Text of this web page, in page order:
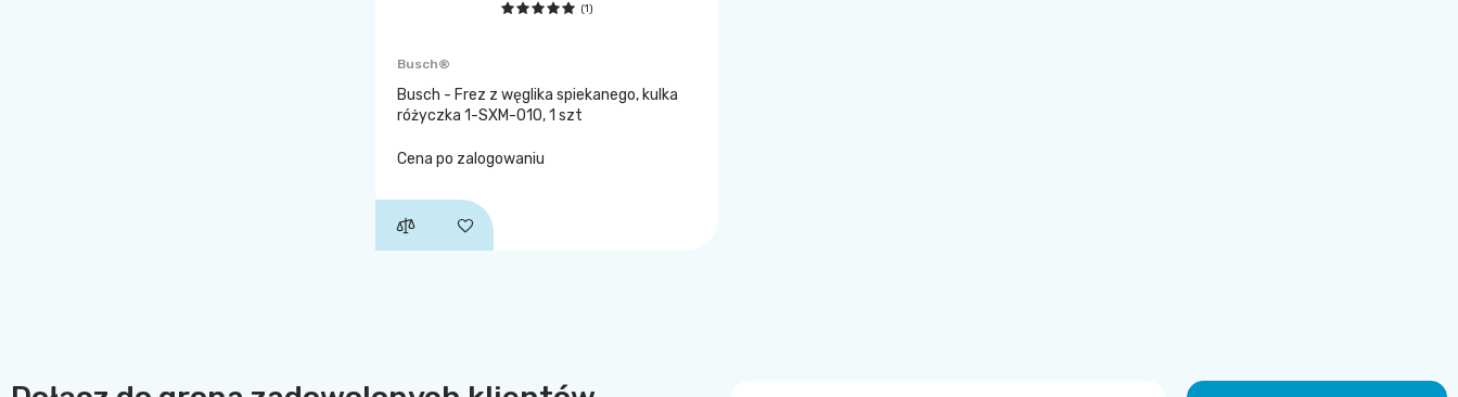
(1)
Busch®
Busch - Frez z węglika spiekanego, kulka
różyczka 1-SXM-010, 1 szt
Cena po zalogowaniu